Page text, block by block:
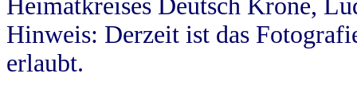
Heimatkreises Deutsch Krone,
Hinweis: Derzeit ist das
erlaubt.